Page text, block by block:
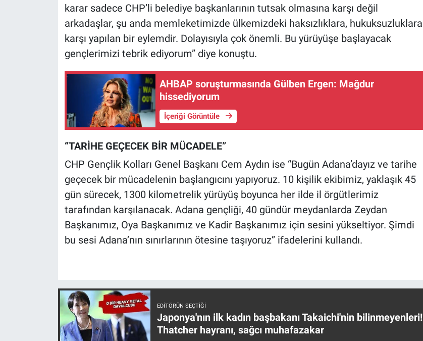
karar sadece CHP’li belediye başkanlarının tutsak olmasına karşı değil
arkadaşlar, şu anda memleketimizde ülkemizdeki haksızlıklara, hukuksuzluklara
karşı yapılan bir eylemdir. Dolayısıyla çok önemli. Bu yürüyüşe başlayacak
gençlerimizi tebrik ediyorum” diye konuştu.
AHBAP soruşturmasında Gülben Ergen: Mağdur
hissediyorum
İçeriği Görüntüle
“TARİHE GEÇECEK BİR MÜCADELE”
CHP Gençlik Kolları Genel Başkanı Cem Aydın ise “Bugün Adana’dayız ve tarihe
geçecek bir mücadelenin başlangıcını yapıyoruz. 10 kişilik ekibimiz, yaklaşık 45
gün sürecek, 1300 kilometrelik yürüyüş boyunca her ilde il örgütlerimiz
tarafından karşılanacak. Adana gençliği, 40 gündür meydanlarda Zeydan
Başkanımız, Oya Başkanımız ve Kadir Başkanımız için sesini yükseltiyor. Şimdi
bu sesi Adana’nın sınırlarının ötesine taşıyoruz” ifadelerini kullandı.
EDITÖRÜN SEÇTIĞI
Japonya'nın ilk kadın başbakanı Takaichi'nin bilinmeyenleri!
Thatcher hayranı, sağcı muhafazakar